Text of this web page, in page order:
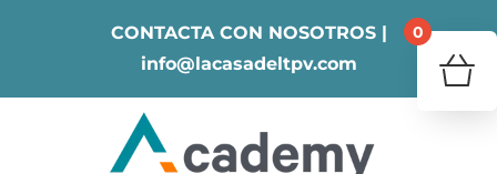
CONTACTA CON NOSOTROS |
info@lacasadeltpv.com
0